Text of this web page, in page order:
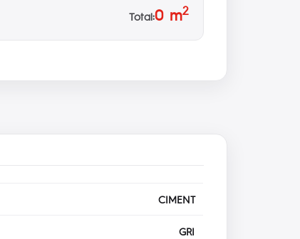
Total:0m2
CIMENT
GRI